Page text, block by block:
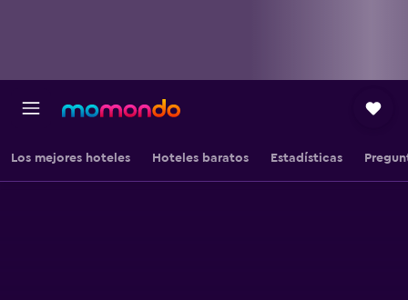
Los mejores hoteles Hoteles baratos Estadísticas